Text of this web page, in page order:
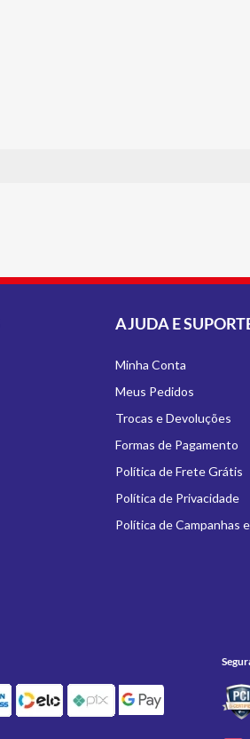
AJUDA E
Minha Conta
Meus Pedidos
Trocas e Devoluções
Formas de Pagamento
Política de Frete Grátis
Política de Privacidade
Política de Campanhas